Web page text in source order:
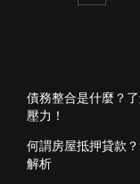
債務整合是什麼？
壓力！
何謂房屋抵押貸款
解析